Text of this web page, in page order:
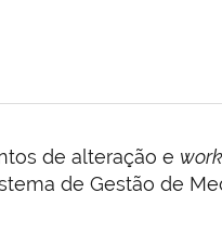
de alteração e
de Gestão de